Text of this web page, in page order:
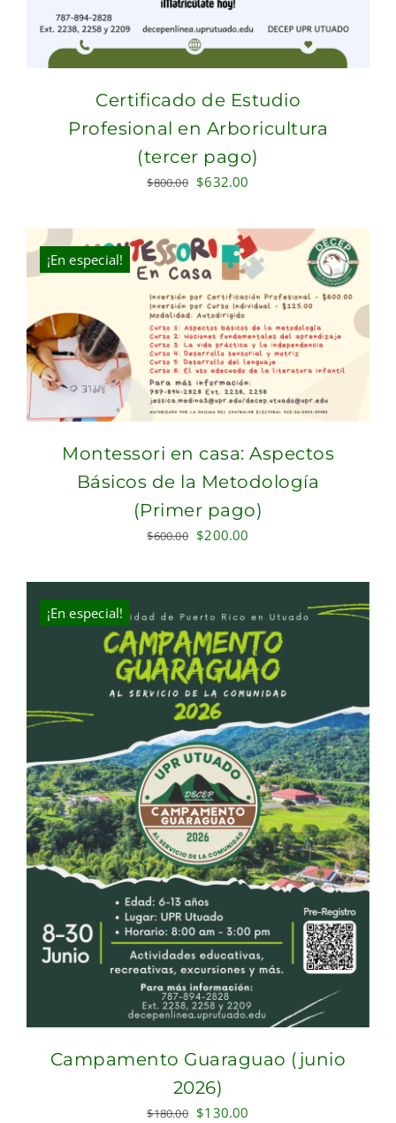
Certificado de Estudio
Profesional en Arboricultura
(tercer pago)
$800.00 Original
was:
$800.00.
$632.00
is:
$632.00.
¡En especial!
Montessori en casa: Aspectos
Básicos de la Metodología
(Primer pago)
$600.00 Original
was:
$200.00
is:
¡En especial!
Campamento Guaraguao (junio
2026)
$180.00 Original
$130.00